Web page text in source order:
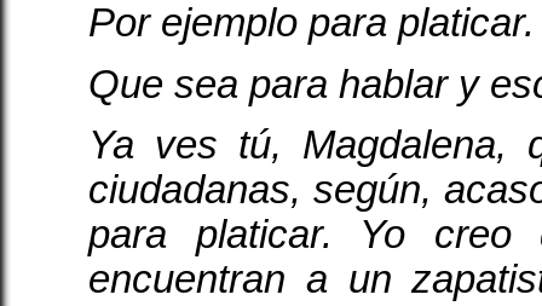
Por ejemplo para platicar.
Que sea para hablar y
Ya ves tú, Magdalena,
ciudadanas, según,
para platicar. Yo creo
encuentran a un